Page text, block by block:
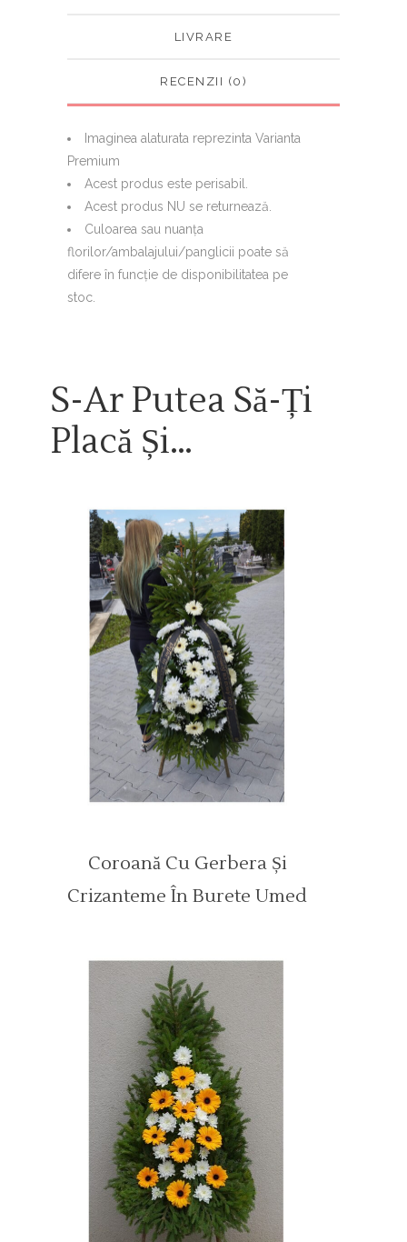
LIVRARE
RECENZII (0)
Imaginea alaturata reprezinta Varianta
Premium
Acest produs este perisabil.
Acest produs NU se returnează.
Culoarea sau nuanţa
florilor/ambalajului/panglicii poate să
difere în funcţie de disponibilitatea pe
stoc.
S-Ar Putea Să-Ți
Placă Și…
Coroană Cu Gerbera Și
Crizanteme În Burete Umed